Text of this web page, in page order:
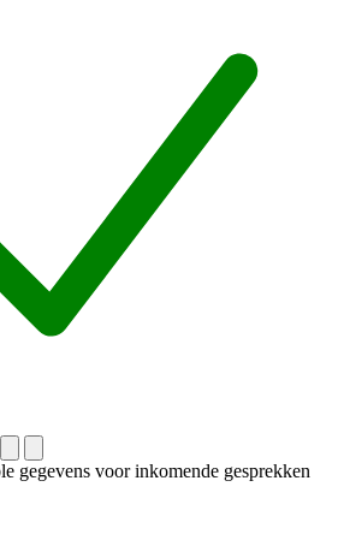
gegevens voor inkomende gesprekken